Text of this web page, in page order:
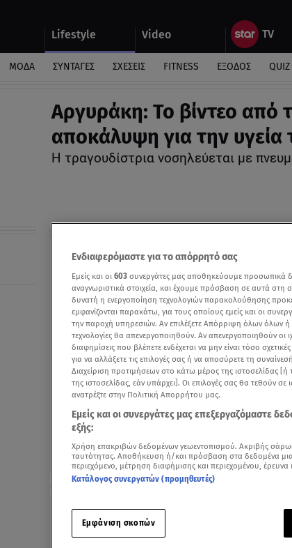
Lifestyle Video
ΜΟΔΑ ΣΥΝΤΑΓΕΣ ΣΧΕΣΕΙΣ FITNESS ΕΞΟΔΟΣ QUIZ
Αργυράκη: Το βίντεο από
αποκάλυψη για την υγεία
H τραγουδίστρια νοσηλεύεται με
Δείτε μία παλαιότερη συνέντευξη της Μπέσσυς Αργυράκη
Δείτε περισσότερα άρθρα μας στα
Add star.gr on
Ενδιαφερόμαστε για το απόρρητό σας
Εμείς και οι 603 συνεργάτες μας αποθηκεύουμε προσωπικά
αναγνωριστικά στοιχεία, και έχουμε πρόσβαση σε αυτά στη
δυνατή η ενεργοποίηση τεχνολογιών παρακολούθησης
εμφανίζονται παρακάτω, για τους οποίους εμείς και οι
την παροχή υπηρεσιών. Αν επιλέξετε Απόρριψη όλων όλων
τεχνολογίες θα απενεργοποιηθούν. Αν απενεργοποιηθούν οι
διαφημίσεις που βλέπετε ενδέχεται να μην είναι τόσο
για να αλλάξετε τις επιλογές σας ή να αποσύρετε τη
Διαχείριση προτιμήσεων στο κάτω μέρος της ιστοσελίδας
της ιστοσελίδας, εάν υπάρχει]. Οι επιλογές σας θα τεθούν σε
ανατρέξτε στην Πολιτική Απορρήτου μας.
Εμείς και οι συνεργάτες μας επεξεργαζόμαστε
εξής:
Χρήση επακριβών δεδομένων γεωεντοπισμού. Ακριβής
ταυτότητας. Αποθήκευση ή/και πρόσβαση στα δεδομένα
περιεχόμενο, μέτρηση διαφήμισης και περιεχομένου,
Κατάλογος συνεργατών (προμηθευτές)
Εμφάνιση σκοπών